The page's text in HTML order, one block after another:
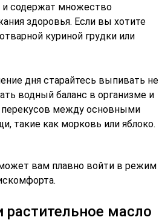
и содержат множество
здоровья. Если вы хотите
куриной грудки или
дня старайтесь выпивать не
водный баланс в организме и
перекусов между основными
такие как морковь или яблоко.
вам плавно войти в режим
масло